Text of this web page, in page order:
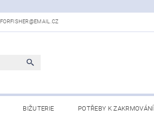
FORFISHER@EMAIL.CZ
BIŽUTERIE POTŘEBY K ZAKRMOVÁNÍ